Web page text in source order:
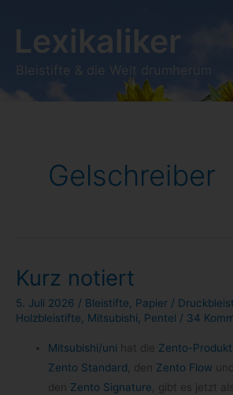
Inhalt
springen
Lexikaliker
Bleistifte & die Welt drumherum
Gelschreiber
Kurz notiert
5. Juli 2026 / Bleistifte Papier /
Holzbleistifte
Mitsubishi Pentel / 34
Mitsubishi/​uni hat die Zento-​
Zento Stan­dard , den Zento Flow
den Zento Signa­ture , gibt es jetzt